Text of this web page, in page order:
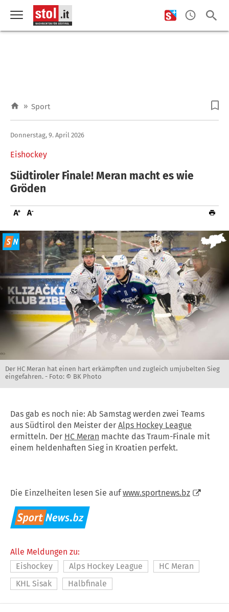
» Sport
Eishockey
Donnerstag, 9. April 2026
Südtiroler Finale! Meran macht es wie
Gröden
Der HC Meran hat einen hart erkämpften und zugleich umjubelten Sieg
eingefahren. - Foto: © BK Photo
Das gab es noch nie: Ab Samstag werden zwei Teams
aus Südtirol den Meister der Alps Hockey League
ermitteln. Der HC Meran machte das Traum-Finale mit
einem heldenhaften Sieg in Kroatien perfekt.
Die Einzelheiten lesen Sie aufwww.sportnews.bz
Alle Meldungen zu:
Eishockey
Alps Hockey League
HC Meran
KHL Sisak
Halbfinale